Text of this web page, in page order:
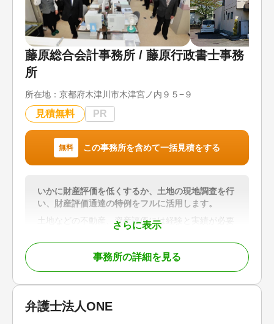
「三聖トラスト会計事務所」グループの一員とし
て、登記手続きにとどまらず、相続手続き、生前対
策、税務に関するご相談まで、各分野の専門家と連
携しながらワンストップでサポートいたします。
お客様一人ひとりの状況や将来設計に寄り添い、安
【選ばれる理由】
・相続・登記に強い司法書士が対応
・電話、メール、LINEによるスピーディーなレスポ
ンス
・事前に確認できる明瞭な料金体系
・会計事務所グループならではのワンストップ対応
登記に関する不安や疑問がございましたら、まずは
対応地域
東京都、神奈川県、千葉県、埼玉県
対応業務
相続登記 / 相続手続き / 事業承継
対応体制
藤原総合会計事務所 / 藤原行政書士事務
所
所在地： 京都府木津川市木津宮ノ内９５−９
見積無料 PR
無料 この事務所を含めて一括見積をする
さらに表示
いかに財産評価を低くするか、土地の現地調査を行
い、財産評価通達の特例をフルに活用します。
土地などの不動産、資産評価には経験と実績が必要
です。相続業務に精通した税理士として相続税務支
援協会に加入しています。
相続税試算、遺言書作成、贈与税申告、会社設立、
節税対策、相続税申告は、相続税に強い税理士にお
を込めて相談を承ります。
事務所の詳細を見る
弁護士法人ONE